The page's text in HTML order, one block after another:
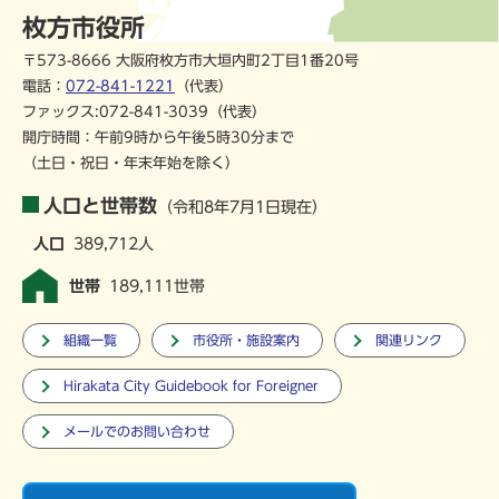
枚方市役所
〒573-8666 大阪府枚方市大垣内町2丁目1番20号
電話： 072-841-1221
（代表）
ファックス:072-841-3039（代表）
開庁時間：午前9時から午後5時30分まで
（土日・祝日・年末年始を除く）
人口と世帯数 （令和8年7月1日現在）
人口 389,712人
世帯 189,111世帯
組織一覧 市役所・施設案内 関連リンク
Hirakata City Guidebook for Foreigner
メールでのお問い合わせ